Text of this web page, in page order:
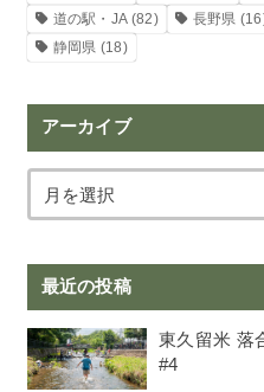
道の駅・JA(82) 長野県
静岡県 (18)
アーカイブ
最近の投稿
東久留米 落
#4